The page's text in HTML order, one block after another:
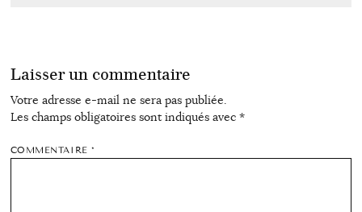
Laisser un commentaire
Votre adresse e-mail ne sera pas publiée.
Les champs obligatoires sont indiqués avec *
COMMENTAIRE*